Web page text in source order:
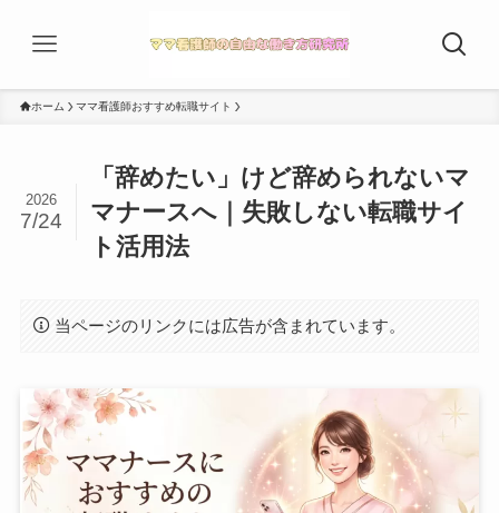
ホーム ママ看護師おすすめ転職サイト
「辞めたい」けど辞められないマ
マナースへ｜失敗しない転職サイ
ト活用法
2026
7/24
当ページのリンクには広告が含まれています。